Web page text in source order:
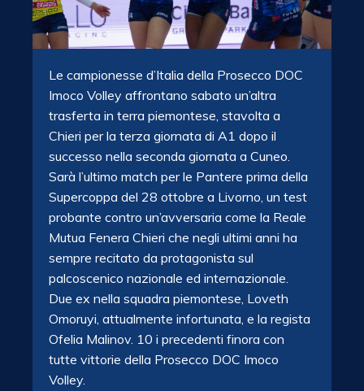
Le campionesse d’Italia della Prosecco DOC
Imoco Volley affrontano sabato un’altra
trasferta in terra piemontese, stavolta a
Chieri per la terza giornata di A1 dopo il
successo nella seconda giornata a Cuneo.
Sarà l’ultimo match per le Pantere prima della
Supercoppa del 28 ottobre a Livorno, un test
probante contro un’avversaria come la Reale
Mutua Fenera Chieri che negli ultimi anni ha
sempre recitato da protagonista sul
palcoscenico nazionale ed internazionale.
Due ex nella squadra piemontese, Loveth
Omoruyi, attualmente infortunata, e la regista
Ofelia Malinov. 10 i precedenti finora con
tutte vittorie della Prosecco DOC Imoco
Volley.